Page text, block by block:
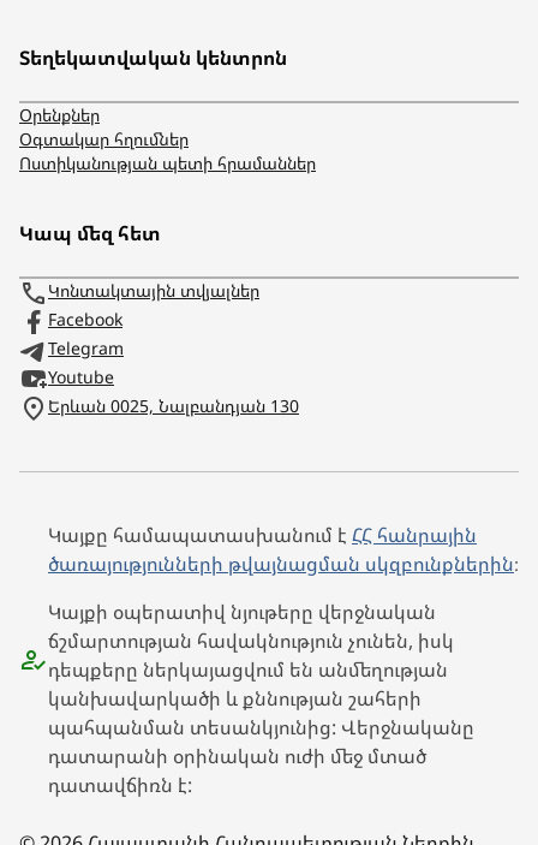
Տեղեկատվական կենտրոն
Օրենքներ
Օգտակար հղումներ
Ոստիկանության պետի հրամաններ
Կապ մեզ հետ
Կոնտակտային տվյալներ
Facebook
Telegram
Youtube
Երևան 0025, Նալբանդյան 130
Կայքը համապատասխանում է ՀՀ հանրային
ծառայությունների թվայնացման սկզբունքներին։
Կայքի օպերատիվ նյութերը վերջնական
ճշմարտության հավակնություն չունեն, իսկ
դեպքերը ներկայացվում են անմեղության
կանխավարկածի և քննության շահերի
պահպանման տեսանկյունից: Վերջնականը
դատարանի օրինական ուժի մեջ մտած
դատավճիռն է: